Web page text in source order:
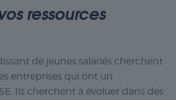
ressources
de jeunes salariés cherchent
entreprises qui ont un
Ils cherchent à évoluer dans des